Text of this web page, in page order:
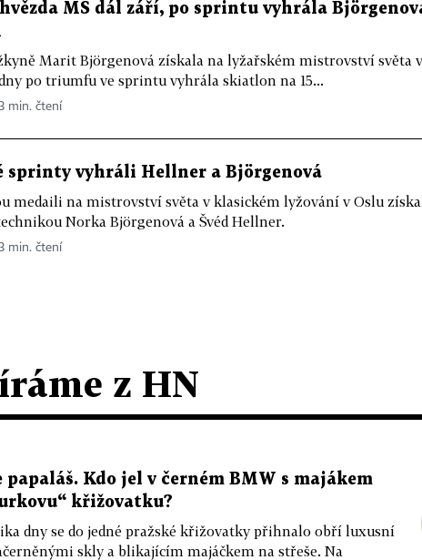
MS dál září, po sprintu vyhrála
Marit Björgenová získala na lyžařském mistrovství světa
po triumfu ve sprintu vyhrála skiatlon na 15...
min. čtení
sprinty vyhráli Hellner a Björgenová
medaili na mistrovství světa v klasickém lyžování v Oslu
Norka Björgenová a Švéd Hellner.
min. čtení
z HN
papaláš. Kdo jel v černém BMW s majákem
křižovatku?
dny se do jedné pražské křižovatky přihnalo obří luxusní
skly a blikajícím majáčkem na střeše. Na